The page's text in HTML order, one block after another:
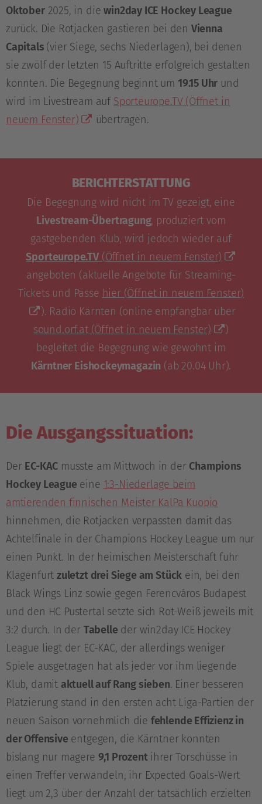
Oktober2025, in diewin2day ICE Hockey League
zurück. Die Rotjacken gastieren bei den Vienna
Capitals (vier Siege, sechs Niederlagen), bei denen
sie zwölf der letzten 15 Auftritte erfolgreich gestalten
konnten. Die Begegnung beginnt um 19.15 Uhr und
wird im Livestream auf Sporteurope.TV(Öffnet in
neuem Fenster)
übertragen.
BERICHTERSTATTUNG
Die Begegnung wird nicht im TV gezeigt, eine
Livestream-Übertragung, produziert vom
gastgebenden Klub, wird jedoch wieder auf
Sporteurope.TV(Öffnet in neuem Fenster)
angeboten (aktuelle Angebote für Streaming-
Tickets und Pässe hier(Öffnet in neuem Fenster)
). Radio Kärnten (online empfangbar über
sound.orf.at(Öffnet in neuem Fenster)
)
begleitet die Begegnung wie gewohnt im
Kärntner Eishockeymagazin (ab 20.04 Uhr).
Die Ausgangssituation:
Der EC-KAC musste am Mittwoch in der Champions
Hockey League eine 1:3-Niederlage beim
amtierenden finnischen Meister KalPa Kuopio
hinnehmen, die Rotjacken verpassten damit das
Achtelfinale in der Champions Hockey League um nur
einen Punkt. In der heimischen Meisterschaft fuhr
Klagenfurtzuletzt drei Siege am Stück ein, bei den
Black Wings Linz sowie gegen Ferencváros Budapest
und den HC Pustertal setzte sich Rot-Weiß jeweils mit
3:2 durch. In der Tabelle der win2day ICE Hockey
League liegt der EC-KAC, der allerdings weniger
Spiele ausgetragen hat als jeder vor ihm liegende
Klub, damit aktuell auf Rang sieben. Einer besseren
Platzierung stand in den ersten acht Liga-Partien der
neuen Saison vornehmlich die fehlende Effizienz in
der Offensive entgegen, die Kärntner konnten
bislang nur magere 9,1 Prozentihrer Torschüsse in
einen Treffer verwandeln, ihr Expected Goals-Wert
liegt um 2,3 über der Anzahl der tatsächlich erzielten